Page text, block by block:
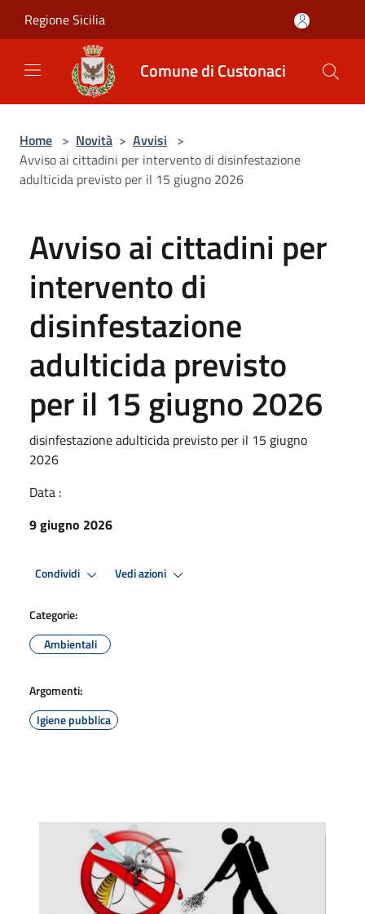
Regione Sicilia
Comune di Custonaci
Home > Novità > Avvisi >
Avviso ai cittadini per intervento di disinfestazione
adulticida previsto per il 15 giugno 2026
Avviso ai cittadini per
intervento di
disinfestazione
adulticida previsto
per il 15 giugno 2026
disinfestazione adulticida previsto per il 15 giugno
2026
Data :
9 giugno 2026
Condividi Vedi azioni
Categorie:
Ambientali
Argomenti:
Igiene pubblica